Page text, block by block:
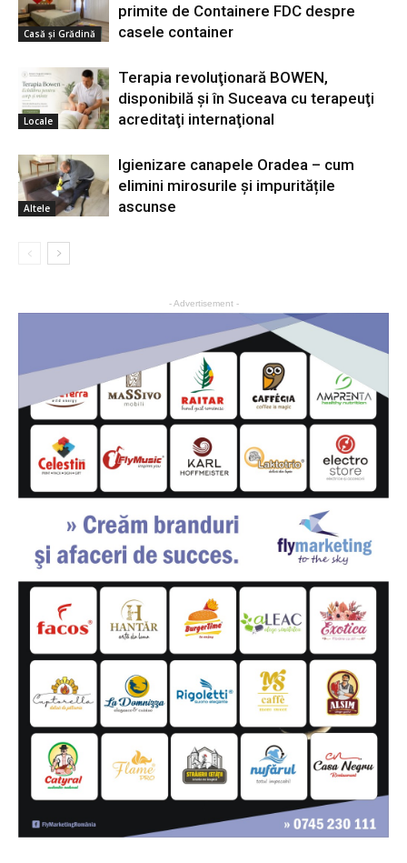
Casă şi Grădină
primite de Containere FDC despre
casele container
Locale
Terapia revoluţionară BOWEN,
disponibilă şi în Suceava cu terapeuţi
acreditaţi internaţional
Altele
Igienizare canapele Oradea – cum
elimini mirosurile și impuritățile
ascunse
- Advertisement -